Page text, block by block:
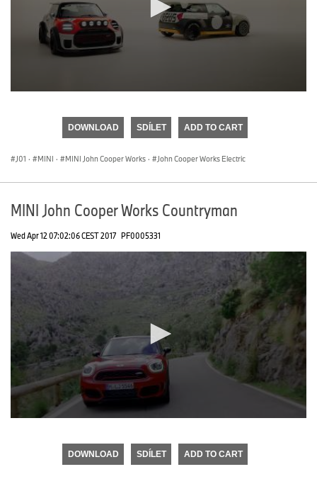
DOWNLOAD SDÍLET ADD TO CART
J01 · MINI · MINI John Cooper Works · John Cooper Works Electric
MINI John Cooper Works Countryman
Wed Apr 12 07:02:06 CEST 2017 PF0005331
DOWNLOAD SDÍLET ADD TO CART